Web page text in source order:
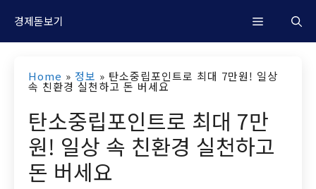
경제돋보기 M
u
Home » 정보 » 탄소중립포인트로 최대 7만원! 일상
속 친환경 실천하고 돈 버세요
탄소중립포인트로 최대 7만
원! 일상 속 친환경 실천하고
돈 버세요